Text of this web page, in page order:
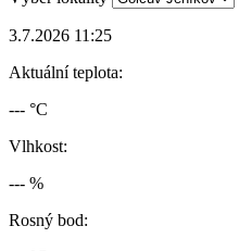
3.7.2026 11:25
Aktuální teplota:
--- °C
Vlhkost:
--- %
Rosný bod: